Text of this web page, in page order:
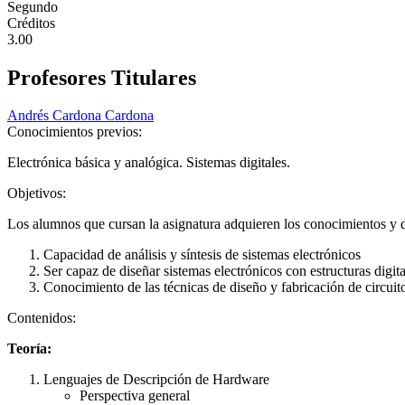
Segundo
Créditos
3.00
Profesores Titulares
Andrés Cardona Cardona
Conocimientos previos:
Electrónica básica y analógica. Sistemas digitales.
Objetivos:
Los alumnos que cursan la asignatura adquieren los conocimientos
Capacidad de análisis y síntesis de sistemas electrónicos
Ser capaz de diseñar sistemas electrónicos con estructuras
Conocimiento de las técnicas de diseño y fabricación de
Contenidos:
Teoría:
Lenguajes de Descripción de Hardware
Perspectiva general